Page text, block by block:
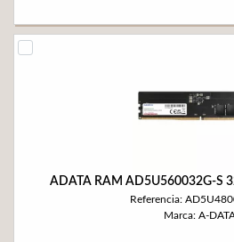
ADATA RAM AD5U560032G-S
Referencia:
Marca: A-